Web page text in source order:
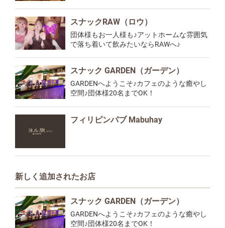
スナックRAW（ロウ）
団体様もお一人様も♪アットホームな雰囲気
で落ち着いて飲みたいならRAWへ♪
スナック GARDEN（ガーデン）
GARDENへようこそ♪カフェのような癒やし
空間♪団体様20名までOK！
フィリピンパブ Mabuhay
新しく追加されたお店
スナック GARDEN（ガーデン）
GARDENへようこそ♪カフェのような癒やし
空間♪団体様20名までOK！